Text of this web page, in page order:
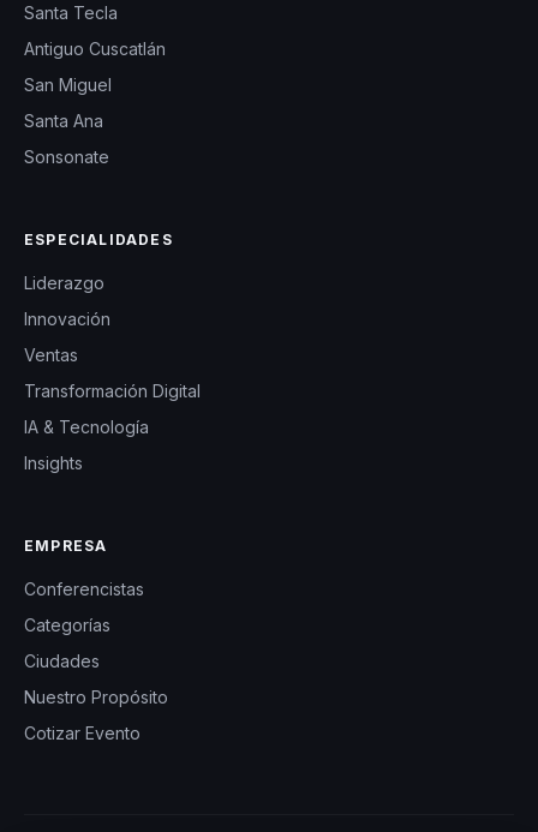
Santa Tecla
Antiguo Cuscatlán
San Miguel
Santa Ana
Sonsonate
ESPECIALIDADES
Liderazgo
Innovación
Ventas
Transformación Digital
IA & Tecnología
Insights
EMPRESA
Conferencistas
Categorías
Ciudades
Nuestro Propósito
Cotizar Evento